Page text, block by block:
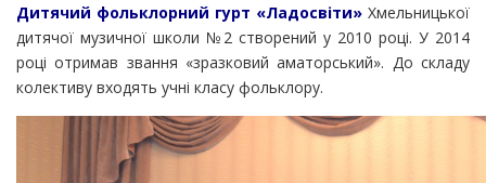
Дитячий фольклорний гурт «Ладосвіти» Хмельницької
дитячої музичної школи №2 створений у 2010 році. У 2014
році отримав звання «зразковий аматорський». До складу
колективу входять учні класу фольклору.